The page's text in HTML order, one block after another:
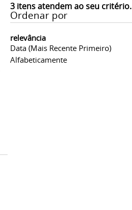
3itens atendem ao seu critério.
Ordenar por
relevância
Data (mais Recente Primeiro)
Alfabeticamente